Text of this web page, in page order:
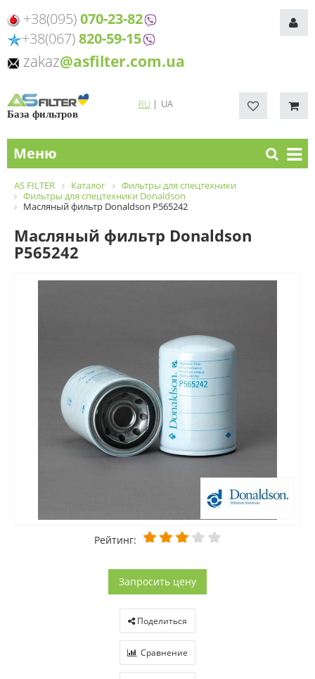
+38(095)070-23-82
+38(067)820-59-15
zakaz@asfilter.com.ua
База фильтров
RU| UA
Меню
AS FILTER Каталог
Фильтры для спецтехники
Фильтры для спецтехники Donaldson
Масляный фильтр Donaldson P565242
Масляный фильтр Donaldson
P565242
Рейтинг:
Запросить цену
Поделиться
Сравнение